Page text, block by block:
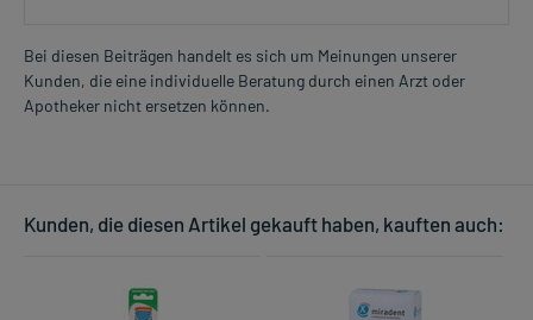
Bei diesen Beiträgen handelt es sich um Meinungen unserer
Kunden, die eine individuelle Beratung durch einen Arzt oder
Apotheker nicht ersetzen können.
Kunden, die diesen Artikel gekauft haben, kauften auch: